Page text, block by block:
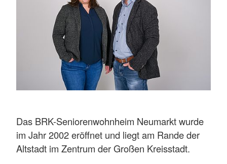
Das BRK-Seniorenwohnheim Neumarkt wurde
im Jahr 2002 eröffnet und liegt am Rande der
Altstadt im Zentrum der Großen Kreisstadt.